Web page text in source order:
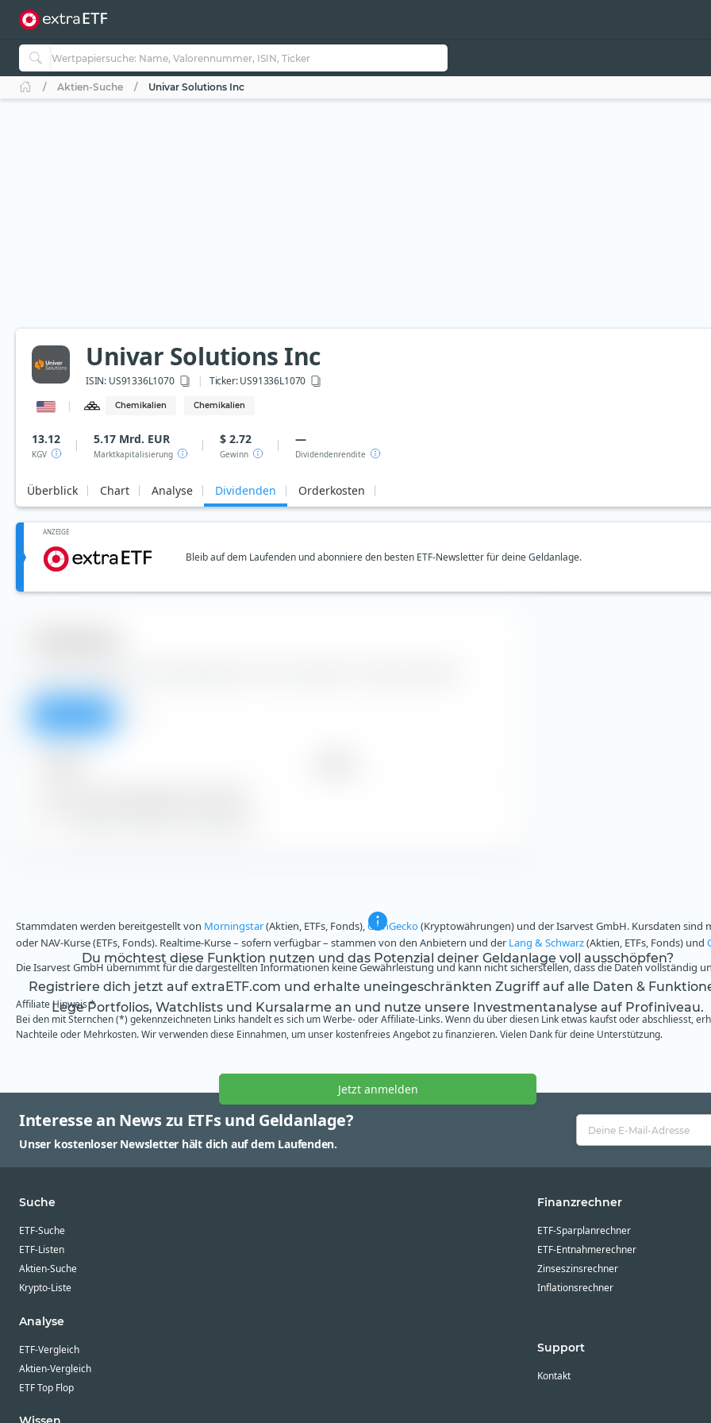
Aktien-Suche Univar Solutions Inc
Univar Solutions Inc
ISIN: US91336L1070 Ticker:US91336L1070
Chemikalien Chemikalien
13.12
KGV
5.17 Mrd. EUR
Marktkapitalisierung
$ 2.72
Gewinn
—
Dividendenrendite
Überblick Chart Analyse Dividenden Orderkosten
ANZEIGE
Bleib auf dem Laufenden und abonniere den besten ETF-Newsletter für deine Geldanlage.
Du möchtest diese Funktion nutzen und das Potenzial deiner Geldanlage voll ausschöpfen?
Registriere dich jetzt auf extraETF.com und erhalte uneingeschränkten Zugriff auf alle Daten &
Lege Portfolios, Watchlists und Kursalarme an und nutze unsere Investmentanalyse auf Profiniveau.
Jetzt anmelden
Stammdaten werden bereitgestellt von Morningstar(Aktien, ETFs, Fonds),CoinGecko(Kryptowährungen) und der Isarvest GmbH. Kursdaten sind
oder NAV-Kurse (ETFs, Fonds). Realtime-Kurse – sofern verfügbar – stammen von den Anbietern und der Lang & Schwarz(Aktien, ETFs, Fonds) und
Die Isarvest GmbH übernimmt für die dargestellten Informationen keine Gewährleistung und kann nicht sicherstellen, dass die Daten vollständig
Affiliate Hinweis *
Bei den mit Sternchen (*) gekennzeichneten Links handelt es sich um Werbe- oder Affiliate-Links. Wenn du über diesen Link etwas kaufst oder abschliesst,
Nachteile oder Mehrkosten. Wir verwenden diese Einnahmen, um unser kostenfreies Angebot zu finanzieren. Vielen Dank für deine Unterstützung.
Interesse an News zu ETFs und Geldanlage?
Unser kostenloser Newsletter hält dich auf dem Laufenden.
Suche
ETF-Suche
ETF-Listen
Aktien-Suche
Krypto-Liste
Analyse
ETF-Vergleich
Aktien-Vergleich
ETF Top Flop
Finanzrechner
ETF-Sparplanrechner
ETF-Entnahmerechner
Zinseszinsrechner
Inflationsrechner
Support
Kontakt